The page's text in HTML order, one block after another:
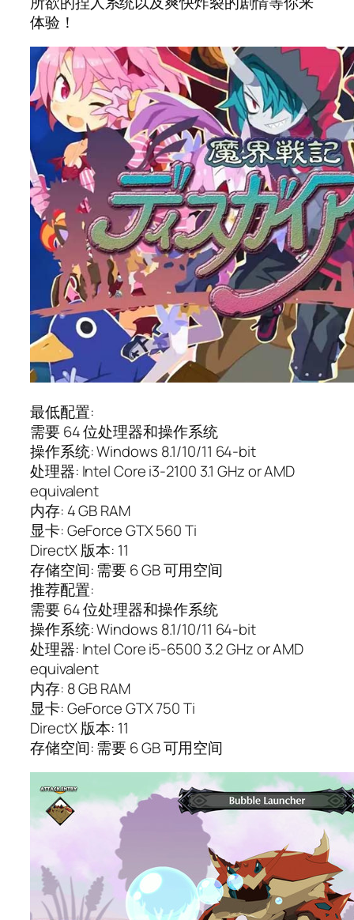
体验！
最低配置:
需要 64 位处理器和操作系统
操作系统: Windows 8.1/10/11 64-bit
处理器: Intel Core i3-2100 3.1 GHz or AMD
equivalent
内存: 4 GB RAM
显卡: GeForce GTX 560 Ti
DirectX 版本: 11
存储空间: 需要 6 GB 可用空间
推荐配置:
需要 64 位处理器和操作系统
操作系统: Windows 8.1/10/11 64-bit
处理器: Intel Core i5-6500 3.2 GHz or AMD
equivalent
内存: 8 GB RAM
显卡: GeForce GTX 750 Ti
DirectX 版本: 11
存储空间: 需要 6 GB 可用空间